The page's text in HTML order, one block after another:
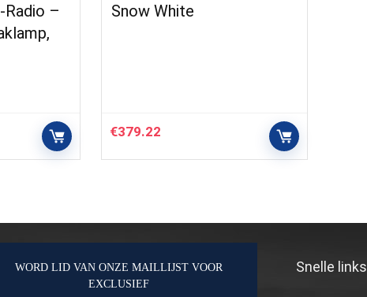
–
Snow White
€379.22
WORD LID VAN ONZE MAILLIJST VOOR
EXCLUSIEF
Snelle links